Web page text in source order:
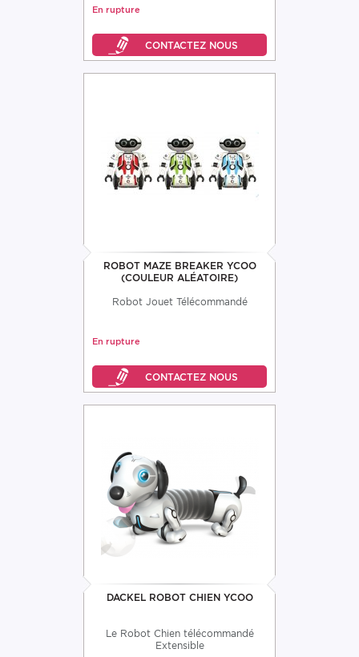
En rupture
ROBOT MAZE BREAKER YCOO
(COULEUR ALÉATOIRE)
Robot Jouet Télécommandé
En rupture
DACKEL ROBOT CHIEN YCOO
Le Robot Chien télécommandé
Extensible